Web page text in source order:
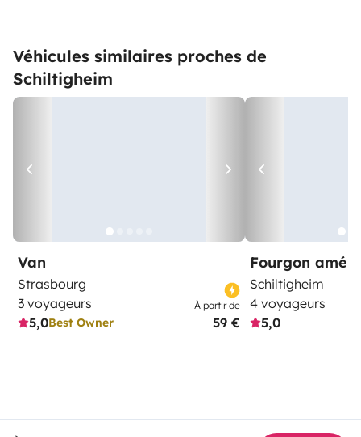
Véhicules similaires proches de
Schiltigheim
Van
Strasbourg
3 voyageurs
5,0Best Owner
À partir de
59 €
Fourgon
Schiltigheim
4 voyageurs
5,0